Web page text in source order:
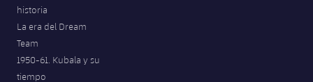
historia
La era del Dream
Team
1950-61. Kubala y su
tiempo